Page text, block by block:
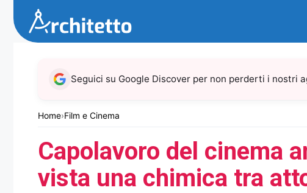
contenuto
Home›Film e Cinema
Seguici su Google Discover per non perderti i nostri
Capolavoro del cinema
vista una chimica tra